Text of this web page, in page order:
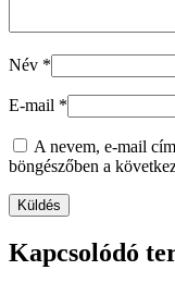
Név *
E-mail *
A nevem, e-mail
böngészőben a
Kapcsolódó